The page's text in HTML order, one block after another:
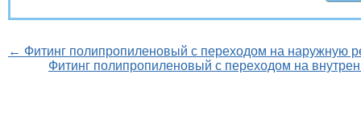
← Фитинг полипропиленовый с переходом на наружную
Фитинг полипропиленовый с переходом на